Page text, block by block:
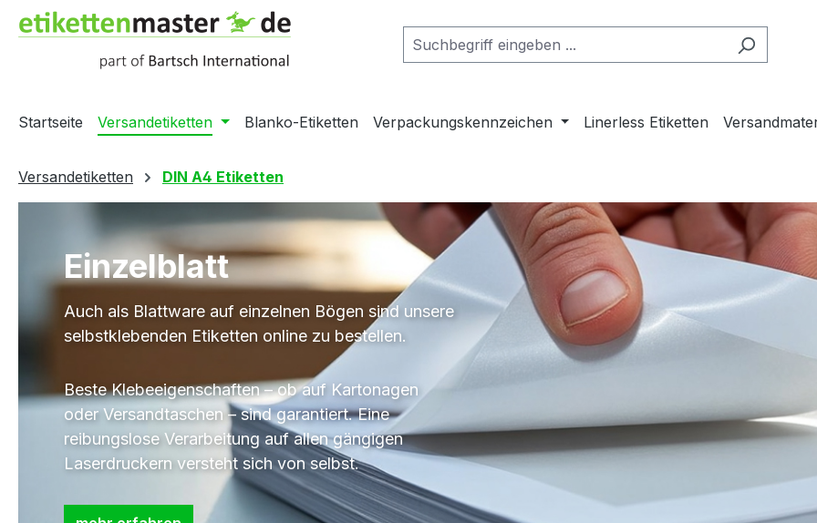
Hauptinhalt springen
Zur Suche springen
Zur Hauptnavigation springen
Startseite Versandetiketten Blanko-Etiketten Verpackungskennzeichen Linerless Etiketten
Versandetiketten DIN A4 Etiketten
Einzelblatt
Auch als Blattware auf einzelnen Bögen sind unsere
selbstklebenden Etiketten online zu bestellen.
Beste Klebeeigenschaften – ob auf Kartonagen
oder Versandtaschen – sind garantiert. Eine
reibungslose Verarbeitung auf allen gängigen
Laserdruckern versteht sich von selbst.